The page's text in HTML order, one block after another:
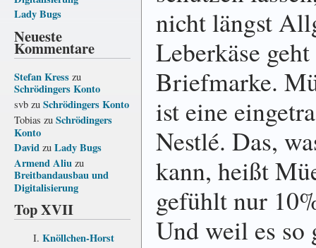
Lady Bugs
Neueste
Kommentare
Stefan Kress zu
Schrödingers Konto
svb zu Schrödingers Konto
Tobias zu Schrödingers
Konto
David zu Lady Bugs
Armend Aliu zu
Breitbandausbau und
Digitalisierung
Top XVII
Knöllchen-Horst
nicht längst
Leberkäse
Briefmarke.
ist eine
Nestlé. Das,
kann, heißt
gefühlt nur
Und weil es so